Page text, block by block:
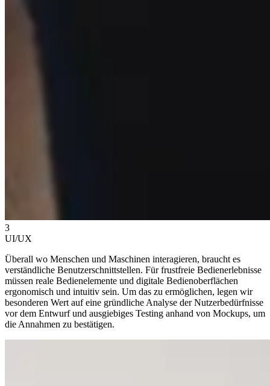
3
UI/UX
Überall wo Menschen und Maschinen interagieren, braucht es
verständliche Benutzerschnittstellen. Für frustfreie Bedienerlebnisse
müssen reale Bedienelemente und digitale Bedienoberflächen
ergonomisch und intuitiv sein. Um das zu ermöglichen, legen wir
besonderen Wert auf eine gründliche Analyse der Nutzerbedürfnisse
vor dem Entwurf und ausgiebiges Testing anhand von Mockups, um
die Annahmen zu bestätigen.